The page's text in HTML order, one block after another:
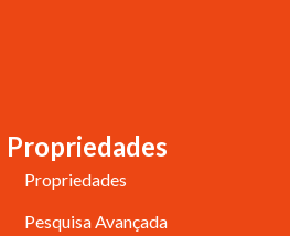
Propriedades
Propriedades
Pesquisa Avançada